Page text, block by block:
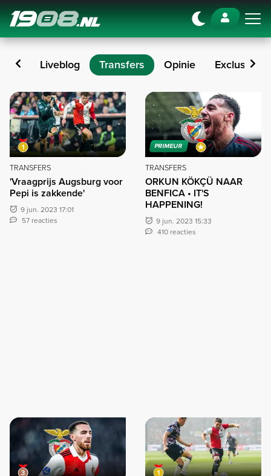
Navigation
Liveblog Transfers Opinie Exclusief
Transfers
TRANSFERS
'Vraagprijs Augsburg voor
Pepi is zakkende'
9 jun. 2023 17:01
57 reacties
PRIMEUR
TRANSFERS
ORKUN KÖKÇÜ NAAR
BENFICA • IT'S
HAPPENING!
9 jun. 2023 15:33
410 reacties